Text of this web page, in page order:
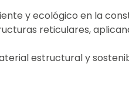
y ecológico en la
reticulares,
estructural y